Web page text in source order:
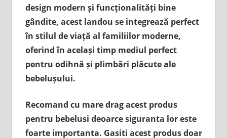
design modern și funcționalități bine
gândite, acest landou se integrează perfect
în stilul de viață al familiilor moderne,
oferind în același timp mediul perfect
pentru odihnă și plimbări plăcute ale
bebelușului.
Recomand cu mare drag acest produs
pentru bebelusi deoarce siguranta lor este
foarte importanta. Gasiti acest produs doar